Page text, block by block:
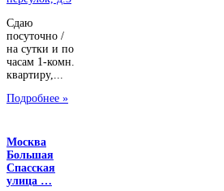
Сдаю
посуточно /
на сутки и по
часам 1-комн.
квартиру,...
Подробнее »
Москва
Большая
Спасская
улица …